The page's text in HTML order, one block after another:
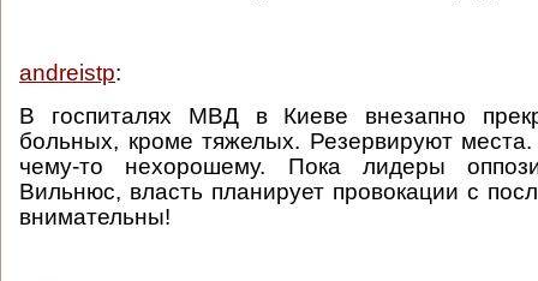
andreistp:
В госпиталях МВД в Киеве внезапно
больных, кроме тяжелых. Резервируют места.
чему-то нехорошему. Пока лидеры
Вильнюс, власть планирует провокации с
внимательны!